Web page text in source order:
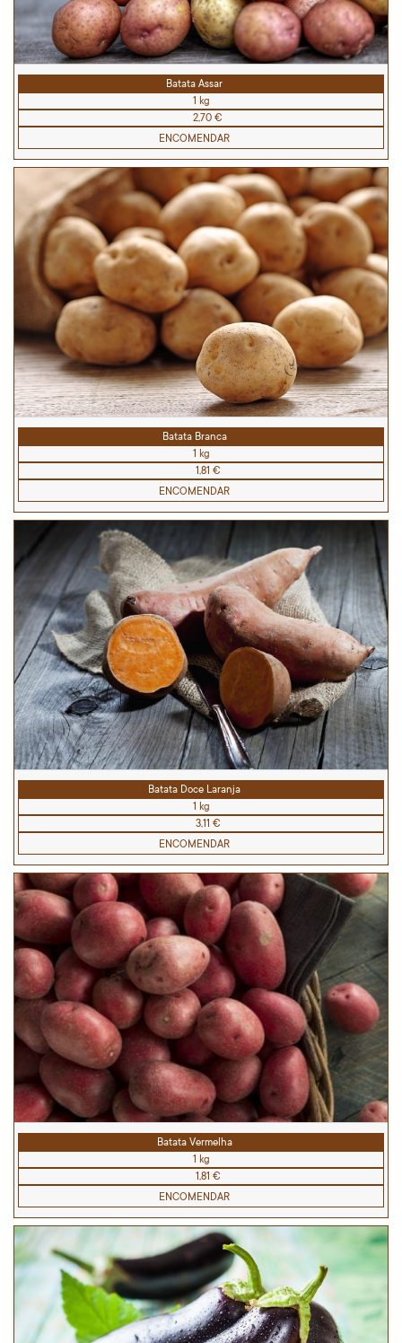
Batata Assar
1 kg
2,70 €
ENCOMENDAR
Batata Branca
1 kg
1,81 €
ENCOMENDAR
Batata Doce Laranja
1 kg
3,11 €
ENCOMENDAR
Batata Vermelha
1 kg
1,81 €
ENCOMENDAR